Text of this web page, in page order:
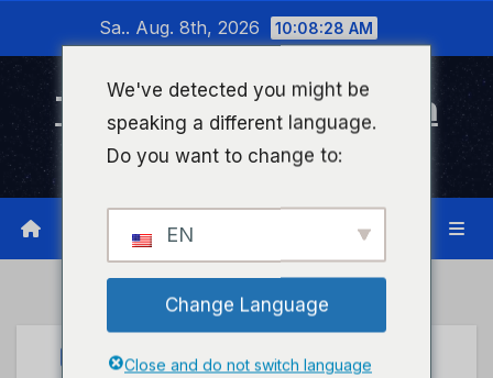
wechseln
Sa.. Aug. 8th, 2026 10:08:28 AM
Timeline Bad Kreuznach
Infonetzwerk für Bad Kreuznach
UNCATEGORIZED
We've detected you might be
speaking a different language.
Do you want to change to:
EN
Change Language
Close and do not switch language